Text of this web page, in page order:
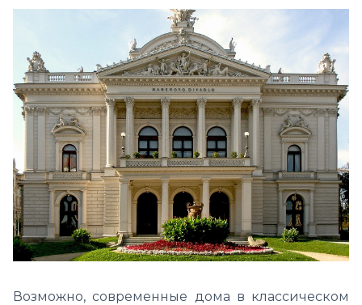
Возможно, современные дома в классическом